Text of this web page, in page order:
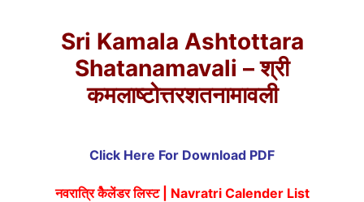
Sri Kamala Ashtottara
Shatanamavali – श्री
कमलाष्टोत्तरशतनामावली
Click Here For Download PDF
नवरात्रि कैेलेंडर लिस्ट | Navratri Calender List